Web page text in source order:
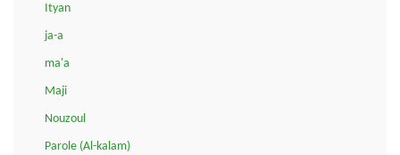
Ityan
ja-a
ma'a
Maji
Nouzoul
Parole (Al-kalam)